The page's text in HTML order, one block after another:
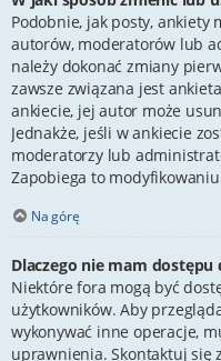
Podobnie, jak posty, ankiety
autorów, moderatorów lub
należy dokonać zmiany
zawsze związana jest
ankiecie, jej autor może
Jednakże, jeśli w ankiecie
moderatorzy lub
Zapobiega to
Na górę
Dlaczego nie mam dostępu
Niektóre fora mogą być
użytkowników. Aby
wykonywać inne operacje,
uprawnienia. Skontaktuj